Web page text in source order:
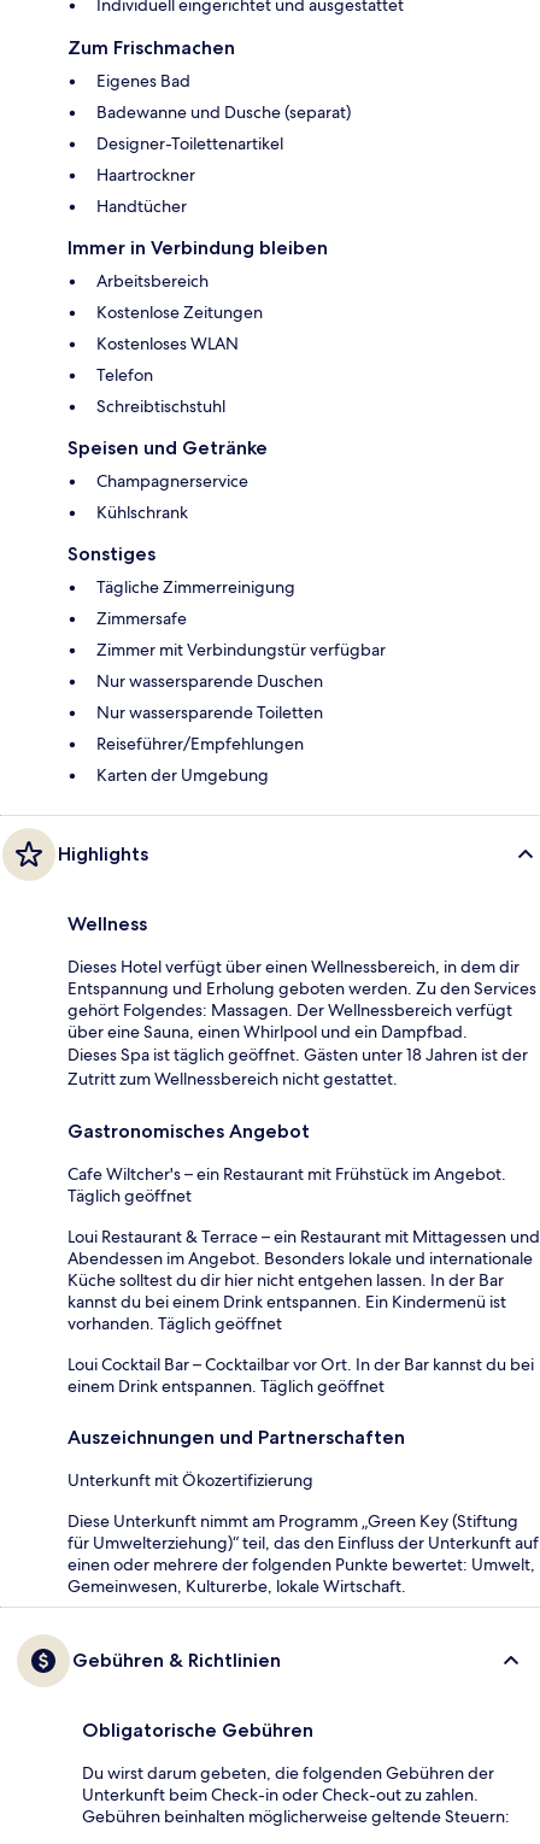
Individuell eingerichtet und ausgestattet
Zum Frischmachen
Eigenes Bad
Badewanne und Dusche (separat)
Designer-Toilettenartikel
Haartrockner
Handtücher
Immer in Verbindung bleiben
Arbeitsbereich
Kostenlose Zeitungen
Kostenloses WLAN
Telefon
Schreibtischstuhl
Speisen und Getränke
Champagnerservice
Kühlschrank
Sonstiges
Tägliche Zimmerreinigung
Zimmersafe
Zimmer mit Verbindungstür verfügbar
Nur wassersparende Duschen
Nur wassersparende Toiletten
Reiseführer/Empfehlungen
Karten der Umgebung
Highlights
Wellness
Dieses Hotel verfügt über einen Wellnessbereich, in dem dir
Entspannung und Erholung geboten werden. Zu den Services
gehört Folgendes: Massagen. Der Wellnessbereich verfügt
über eine Sauna, einen Whirlpool und ein Dampfbad.
Dieses Spa ist täglich geöffnet. Gästen unter 18 Jahren ist der
Zutritt zum Wellnessbereich nicht gestattet.
Gastronomisches Angebot
Cafe Wiltcher's – ein Restaurant mit Frühstück im Angebot.
Täglich geöffnet
Loui Restaurant & Terrace – ein Restaurant mit Mittagessen und
Abendessen im Angebot. Besonders lokale und internationale
Küche solltest du dir hier nicht entgehen lassen. In der Bar
kannst du bei einem Drink entspannen. Ein Kindermenü ist
vorhanden. Täglich geöffnet
Loui Cocktail Bar – Cocktailbar vor Ort. In der Bar kannst du bei
einem Drink entspannen. Täglich geöffnet
Auszeichnungen und Partnerschaften
Unterkunft mit Ökozertifizierung
Diese Unterkunft nimmt am Programm „Green Key (Stiftung
für Umwelterziehung)“ teil, das den Einfluss der Unterkunft auf
einen oder mehrere der folgenden Punkte bewertet: Umwelt,
Gemeinwesen, Kulturerbe, lokale Wirtschaft.
Gebühren & Richtlinien
Obligatorische Gebühren
Du wirst darum gebeten, die folgenden Gebühren der
Unterkunft beim Check-in oder Check-out zu zahlen.
Gebühren beinhalten möglicherweise geltende Steuern: